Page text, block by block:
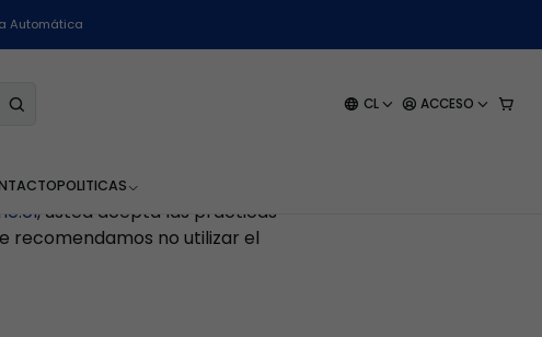
CL ACCESO
POLITICAS
Automática
datos personales conforme
, usted acepta las prácticas
recomendamos no utilizar el